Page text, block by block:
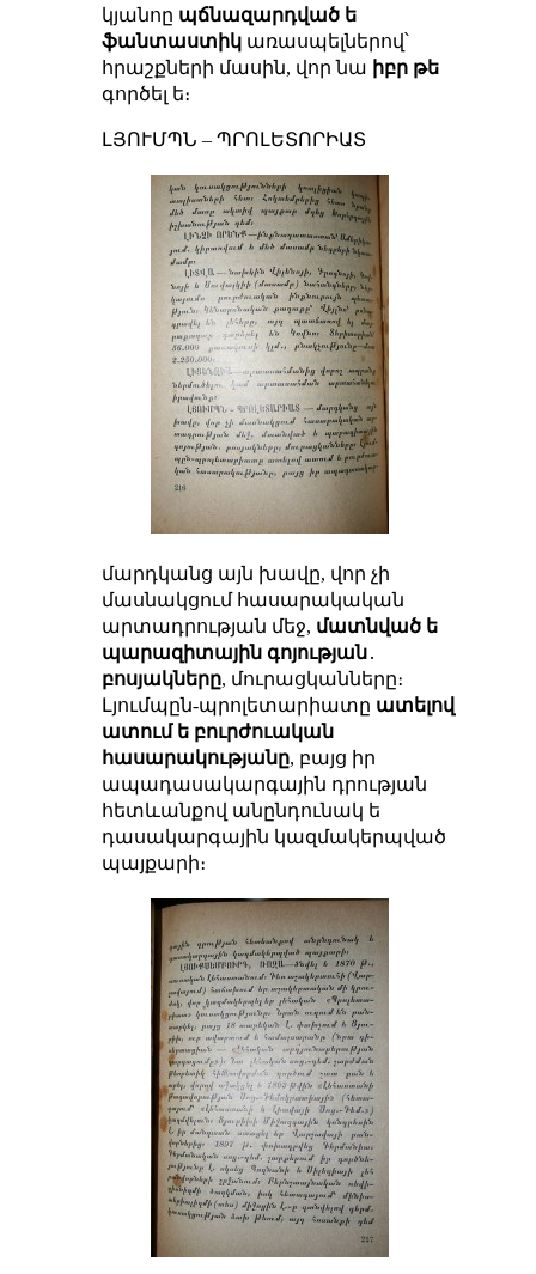
կյանոը պճնազարդված ե
ֆանտաստիկառասպելներով՝
հրաշքների մասին, վոր նա իբր թե
գործել ե։
ԼՅՈՒՄՊՆ – ՊՐՈԼԵՏՈՐԻԱՏ
մարդկանց այն խավը, վոր չի
մասնակցում հասարակական
արտադրության մեջ, մատնված ե
պարազիտային գոյության․
բոսյակները, մուրացկանները։
Լյումպըն-պրոլետարիատը ատելով
ատում ե բուրժուական
հասարակությանը, բայց իր
ապադասակարգային դրության
հետևանքով անընդունակ ե
դասակարգային կազմակերպված
պայքարի։